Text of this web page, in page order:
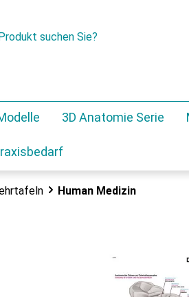
3D Anatomie Serie
Human Medizin